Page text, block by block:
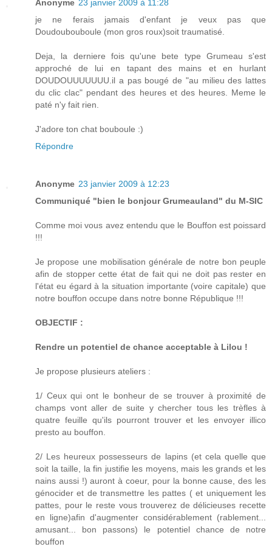
Anonyme 23 janvier 2009 à 11:28
je ne ferais jamais d'enfant je veux pas que
Doudoubouboule (mon gros roux)soit traumatisé.
Deja, la derniere fois qu'une bete type Grumeau s'est
approché de lui en tapant des mains et en hurlant
DOUDOUUUUUUU.il a pas bougé de "au milieu des lattes
du clic clac" pendant des heures et des heures. Meme le
paté n'y fait rien.
J'adore ton chat bouboule :)
Répondre
Anonyme 23 janvier 2009 à 12:23
Communiqué "bien le bonjour Grumeauland" du M-SIC
Comme moi vous avez entendu que le Bouffon est poissard
!!!
Je propose une mobilisation générale de notre bon peuple
afin de stopper cette état de fait qui ne doit pas rester en
l'état eu égard à la situation importante (voire capitale) que
notre bouffon occupe dans notre bonne République !!!
OBJECTIF :
Rendre un potentiel de chance acceptable à Lilou !
Je propose plusieurs ateliers :
1/ Ceux qui ont le bonheur de se trouver à proximité de
champs vont aller de suite y chercher tous les trèfles à
quatre feuille qu'ils pourront trouver et les envoyer illico
presto au bouffon.
2/ Les heureux possesseurs de lapins (et cela quelle que
soit la taille, la fin justifie les moyens, mais les grands et les
nains aussi !) auront à coeur, pour la bonne cause, des les
génocider et de transmettre les pattes ( et uniquement les
pattes, pour le reste vous trouverez de délicieuses recette
en ligne)afin d'augmenter considérablement (rablement...
amusant... bon passons) le potentiel chance de notre
bouffon